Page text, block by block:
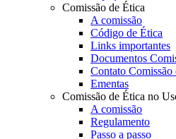
Comissão de Ética
A comissão
Código de Ética
Links importantes
Documentos
Contato Comissão
Ementas
Comissão de Ética no
A comissão
Regulamento
Passo a passo